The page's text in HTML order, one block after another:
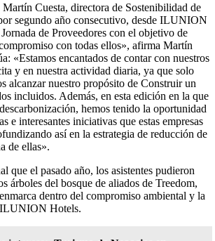
Cuesta, directora de Sostenibilidad de
segundo año consecutivo, desde ILUNION
de Proveedores con el objetivo de
con todas ellos», afirma Martín
«Estamos encantados de contar con nuestros
y en nuestra actividad diaria, ya que solo
alcanzar nuestro propósito de Construir un
incluidos. Además, en esta edición en la que
hemos tenido la oportunidad
e interesantes iniciativas que estas empresas
así en la estrategia de reducción de
de ellas».
que el pasado año, los asistentes pudieron
árboles del bosque de aliados de Treedom,
dentro del compromiso ambiental y la
ILUNION Hotels.